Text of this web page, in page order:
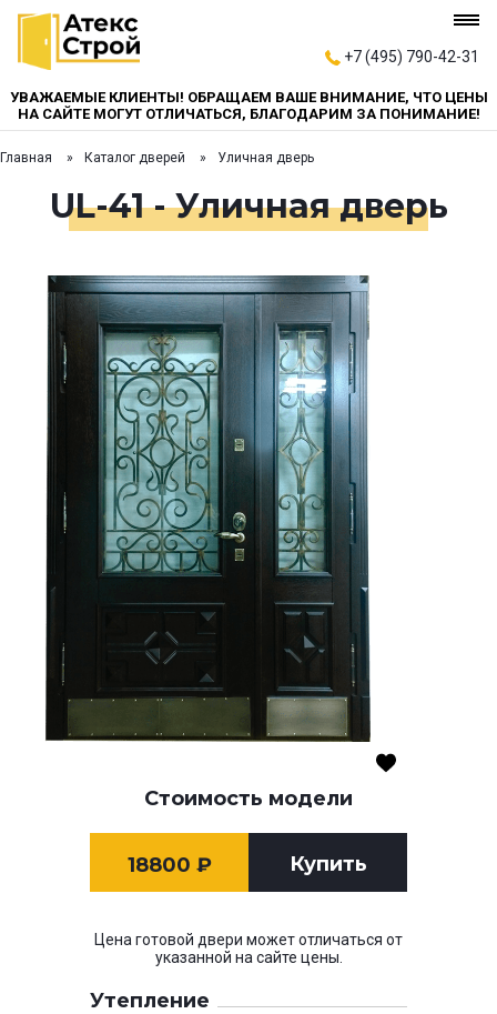
+7 (495) 790-42-31
УВАЖАЕМЫЕ КЛИЕНТЫ! ОБРАЩАЕМ ВАШЕ ВНИМАНИЕ, ЧТО ЦЕНЫ
НА САЙТЕ МОГУТ ОТЛИЧАТЬСЯ, БЛАГОДАРИМ ЗА ПОНИМАНИЕ!
Главная Каталог дверей Уличная дверь
UL-41 - Уличная дверь
Стоимость модели
18800 ₽ Купить
Цена готовой двери может отличаться от
указанной на сайте цены.
Утепление